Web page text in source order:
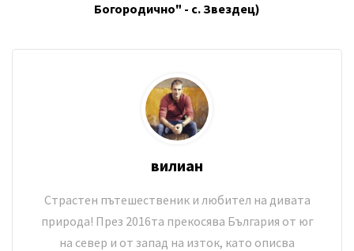
Богородично" - с. Звездец)
вилиан
Страстен пътешественик и любител на дивата
природа! През 2016та прекосява България от юг
на север и от запад на изток, като описва